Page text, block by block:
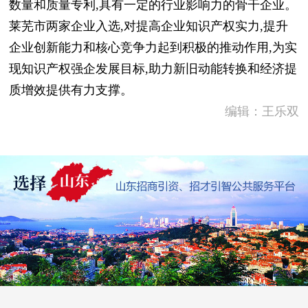
数量和质量专利,具有一定的行业影响力的骨干企业。
莱芜市两家企业入选,对提高企业知识产权实力,提升
企业创新能力和核心竞争力起到积极的推动作用,为实
现知识产权强企发展目标,助力新旧动能转换和经济提
质增效提供有力支撑。
编辑：王乐双